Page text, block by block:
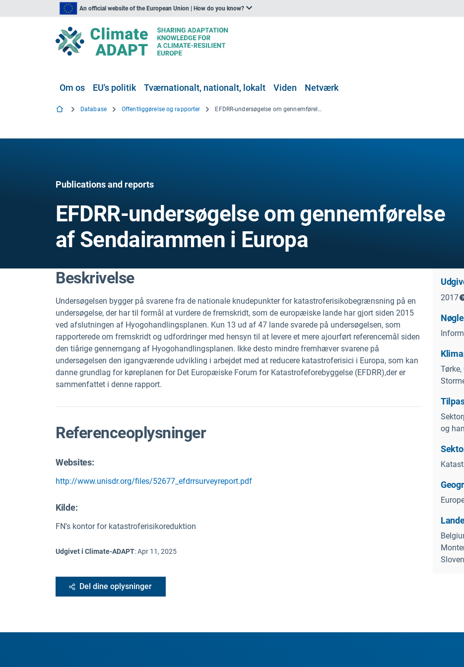
An official website of the European Union | How do you know?
Om os EU's politik Tværnationalt, nationalt, lokalt Viden Netværk
Database Offentliggørelse og rapporter EFDRR-undersøgelse om gennemførelse af Sendairammen i Europa
Publications and reports
EFDRR-undersøgelse om gennemførelse
af Sendairammen i Europa
Beskrivelse
Undersøgelsen bygger på svarene fra de nationale knudepunkter for katastroferisikobegrænsning på en
undersøgelse, der har til formål at vurdere de fremskridt, som de europæiske lande har gjort siden 2015
ved afslutningen af Hyogohandlingsplanen. Kun 13 ud af 47 lande svarede på undersøgelsen, som
rapporterede om fremskridt og udfordringer med hensyn til at levere et mere ajourført referencemål siden
den tiårige gennemgang af Hyogohandlingsplanen. Ikke desto mindre fremhæver svarene på
undersøgelsen den igangværende udvikling i arbejdet med at reducere katastroferisici i Europa, som kan
danne grundlag for køreplanen for Det Europæiske Forum for Katastrofeforebyggelse (EFDRR),der er
sammenfattet i denne rapport.
Referenceoplysninger
Websites:
http://www.unisdr.org/files/52677_efdrrsurveyreport.pdf
Kilde:
FN's kontor for katastroferisikoreduktion
Udgivet i Climate-ADAPT:Apr 11, 2025
Del dine oplysninger
2017
og